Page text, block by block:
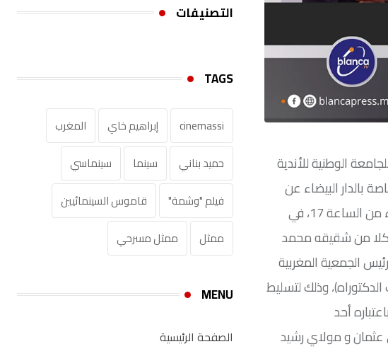
الوطنية للأندية
الإثنين 20 يناير 2025 بإحدى المصحات الخاصة بالدار البيضاء عن
عمر ناهز 67 سنة، يستضيف الصحفي العربي رياض والناقد الفني مصطفى احريش يوم الأحد 9 فبراير الجاري ابتداء من الساعة 17، في
كلا من شقيقه محمد
الجمعية المغربية
وذلك لتسليط
أحد
عثمان و مولاي رشيد
التصنيفات
TAGS
cinemassi إبراهيم خاي
المغرب
حميد بناني
سينما
سينماسي
فيلم "وشمة"
قاموس السينمائيين‎
ممثل
ممثل مسرحي
MENU
الصفحة الرئيسية